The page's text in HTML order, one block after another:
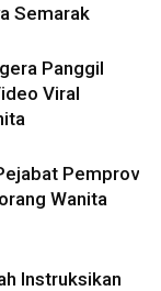
Semarak
Panggil
Viral
Pemprov
Wanita
Instruksikan